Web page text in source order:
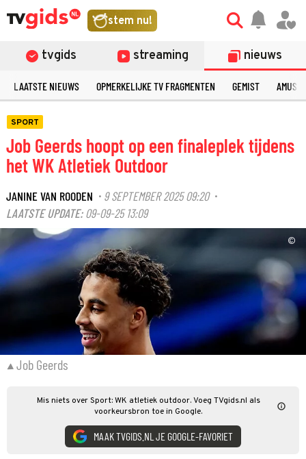
stem nu!
tvgids streaming nieuws
LAATSTE NIEUWS OPMERKELIJKE TV FRAGMENTEN GEMIST
SPORT
Job Geerds hoopt op een finaleplek tijdens
het WK Atletiek Outdoor
JANINE VAN ROODEN · 9 SEPTEMBER 2025 09:20·
LAATSTE UPDATE: 09-09-25 13:09
©
Job Geerds
Mis niets over Sport: WK atletiek outdoor. Voeg TVgids.nl als
voorkeursbron toe in Google.
MAAK TVGIDS.NL JE GOOGLE-FAVORIET